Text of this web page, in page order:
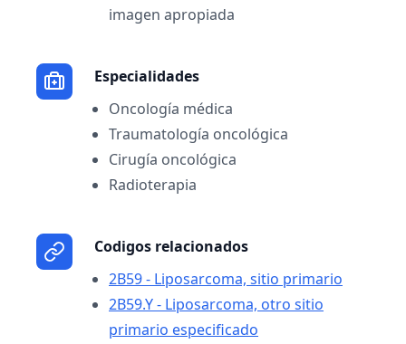
imagen apropiada
Especialidades
Oncología médica
Traumatología oncológica
Cirugía oncológica
Radioterapia
Codigos relacionados
2B59 - Liposarcoma, sitio primario
2B59.Y - Liposarcoma, otro sitio
primario especificado